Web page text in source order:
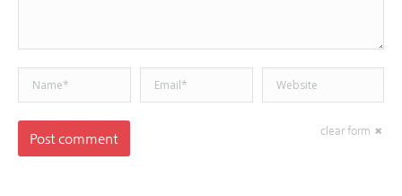
Name * Email * Website
clear form
Post comment